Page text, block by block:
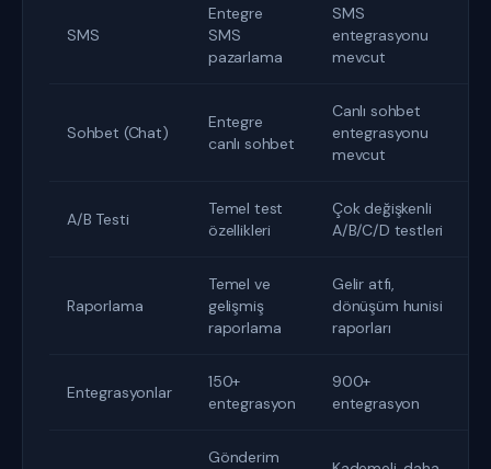
SMS
Entegre
SMS
pazarlama
SMS
entegrasyonu
mevcut
Sohbet (Chat)
Entegre
canlı sohbet
Canlı sohbet
entegrasyonu
mevcut
A/B Testi
Temel test
özellikleri
Çok değişkenli
A/B/C/D testleri
Raporlama
Temel ve
gelişmiş
raporlama
Gelir atfı,
dönüşüm hunisi
raporları
Entegrasyonlar
150+
entegrasyon
900+
entegrasyon
Gönderim